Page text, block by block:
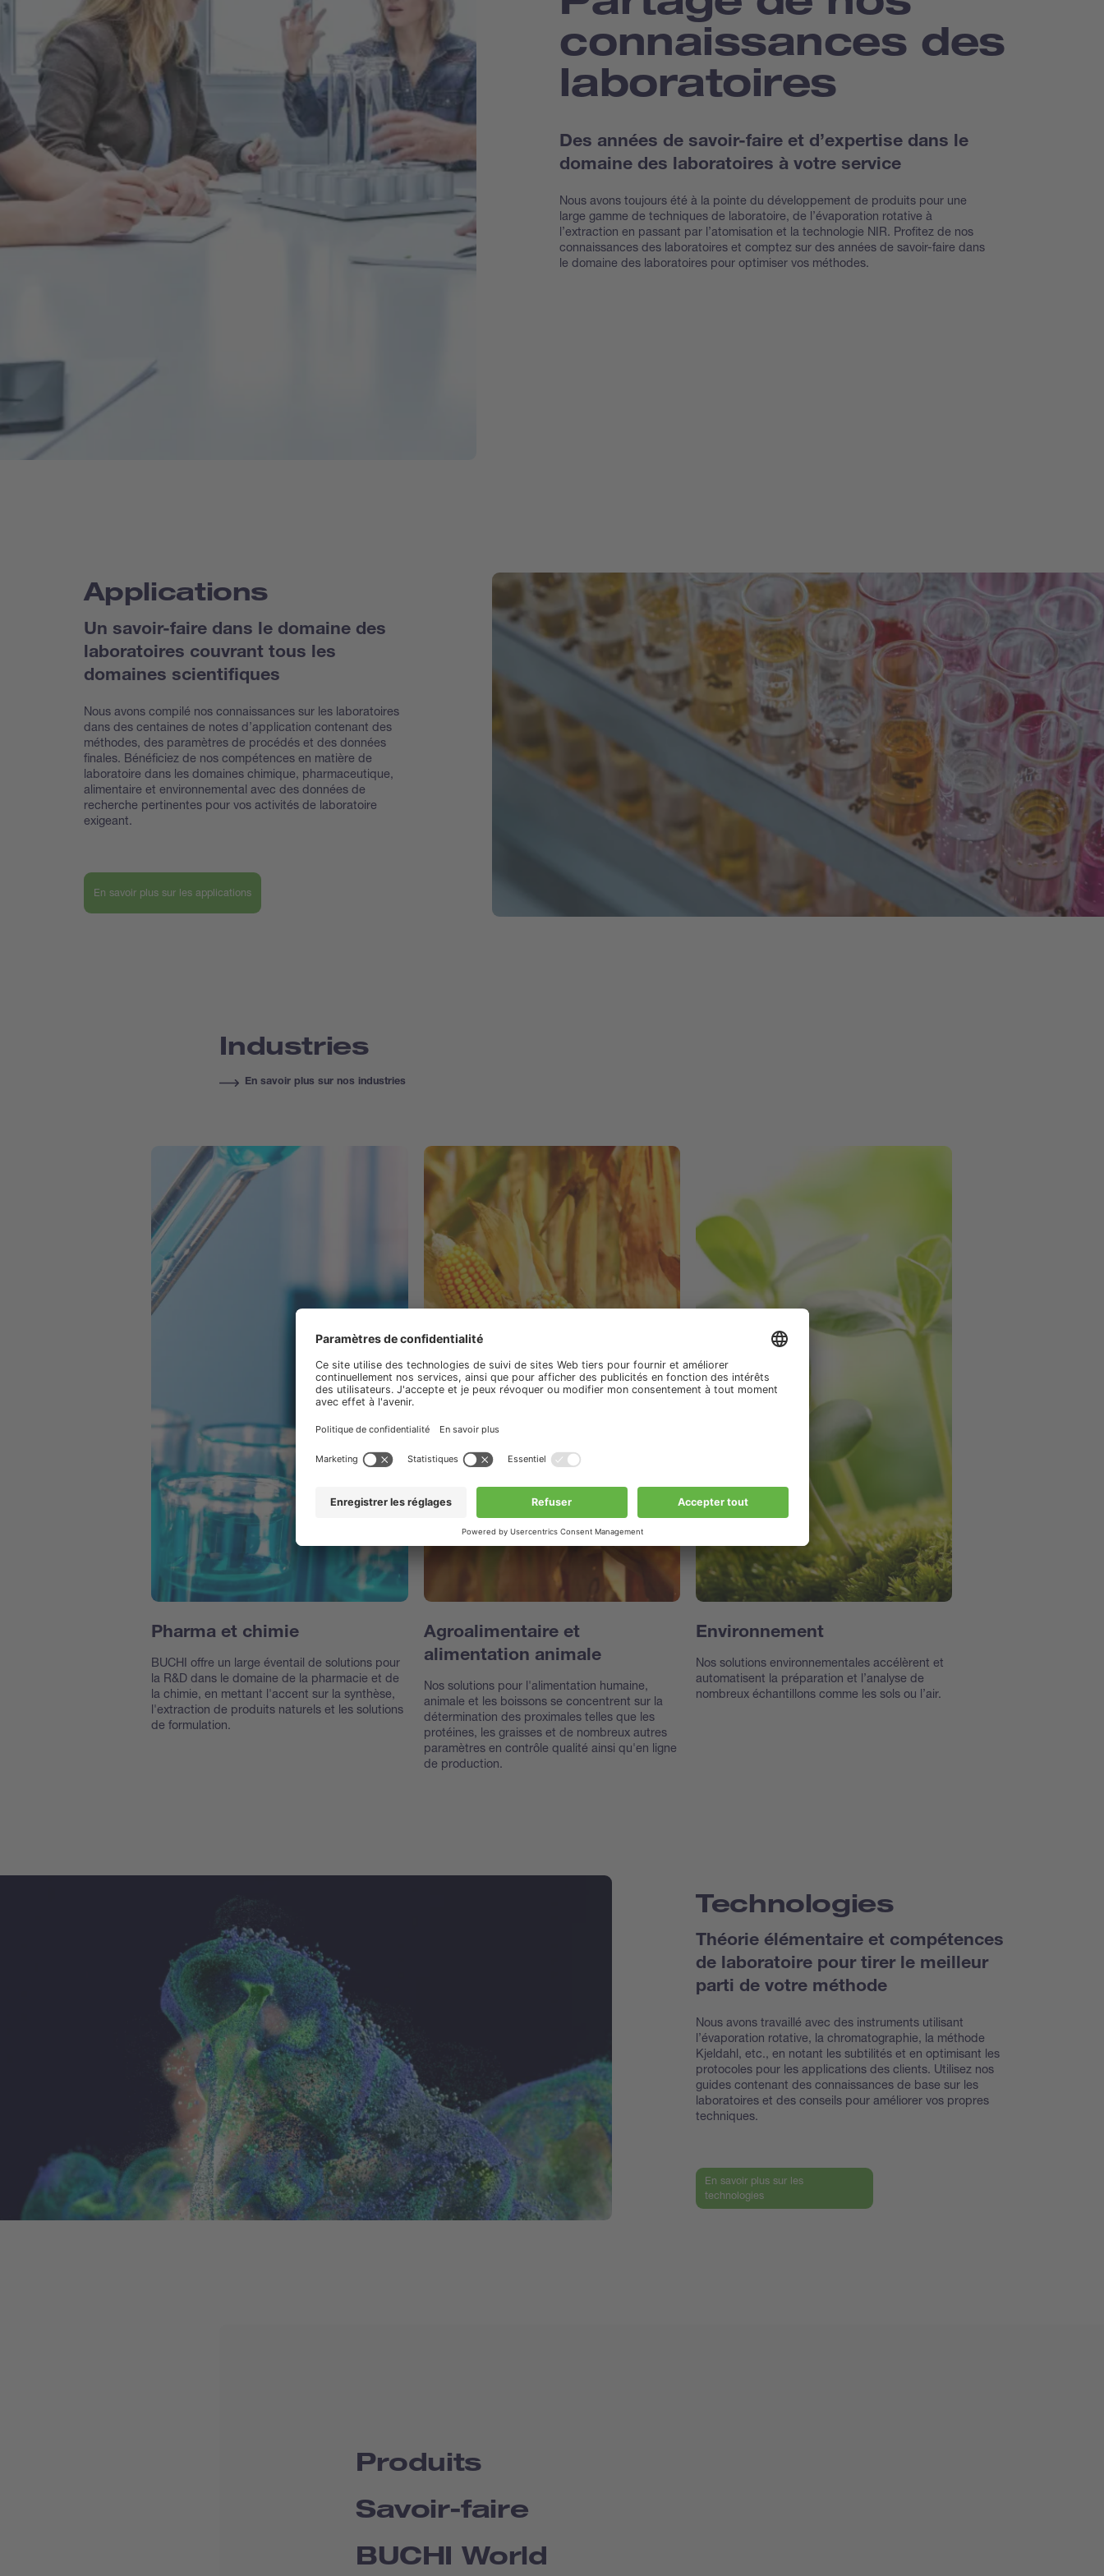
connaissances des
laboratoires
Des années de savoir-faire et d’expertise dans le
domaine des laboratoires à votre service
Nous avons toujours été à la pointe du développement de produits pour une
large gamme de techniques de laboratoire, de l’évaporation rotative à
l’extraction en passant par l’atomisation et la technologie NIR. Profitez de nos
connaissances des laboratoires et comptez sur des années de savoir-faire dans
le domaine des laboratoires pour optimiser vos méthodes.
Applications
Un savoir-faire dans le domaine des
laboratoires couvrant tous les
domaines scientifiques
Nous avons compilé nos connaissances sur les laboratoires
dans des centaines de notes d’application contenant des
méthodes, des paramètres de procédés et des données
finales. Bénéficiez de nos compétences en matière de
laboratoire dans les domaines chimique, pharmaceutique,
alimentaire et environnemental avec des données de
recherche pertinentes pour vos activités de laboratoire
exigeant.
En savoir plus sur les applications
Industries
En savoir plus sur nos industries
Pharma et chimie
BUCHI offre un large éventail de solutions pour
la R&D dans le domaine de la pharmacie et de
la chimie, en mettant l'accent sur la synthèse,
l'extraction de produits naturels et les solutions
de formulation.
Agroalimentaire et
alimentation animale
Nos solutions pour l'alimentation humaine,
animale et les boissons se concentrent sur la
détermination des proximales telles que les
protéines, les graisses et de nombreux autres
paramètres en contrôle qualité ainsi qu'en ligne
de production.
Environnement
Nos solutions environnementales accélèrent et
automatisent la préparation et l’analyse de
nombreux échantillons comme les sols ou l’air.
Technologies
Théorie élémentaire et compétences
de laboratoire pour tirer le meilleur
parti de votre méthode
Nous avons travaillé avec des instruments utilisant
l’évaporation rotative, la chromatographie, la méthode
Kjeldahl, etc., en notant les subtilités et en optimisant les
protocoles pour les applications des clients. Utilisez nos
guides contenant des connaissances de base sur les
laboratoires et des conseils pour améliorer vos propres
techniques.
En savoir plus sur les
technologies
Produits
Savoir-faire
BUCHI World